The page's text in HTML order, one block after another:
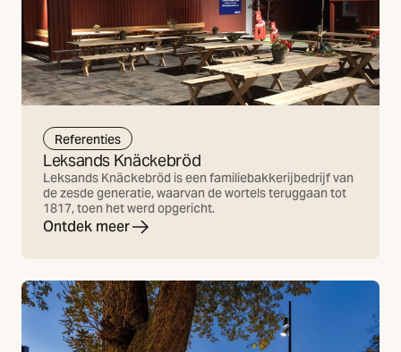
Referenties
Leksands Knäckebröd
Leksands Knäckebröd is een familiebakkerijbedrijf van
de zesde generatie, waarvan de wortels teruggaan tot
1817, toen het werd opgericht.
Ontdek meer